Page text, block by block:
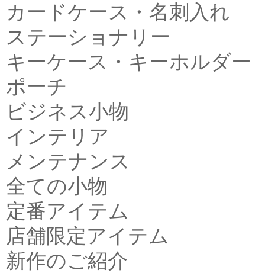
カードケース・名刺入れ
ステーショナリー
キーケース・キーホルダー
ポーチ
ビジネス小物
インテリア
メンテナンス
全ての小物
定番アイテム
店舗限定アイテム
新作のご紹介